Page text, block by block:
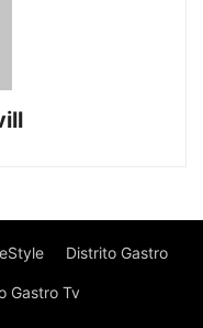
Distrito Gastro
Gastro Tv